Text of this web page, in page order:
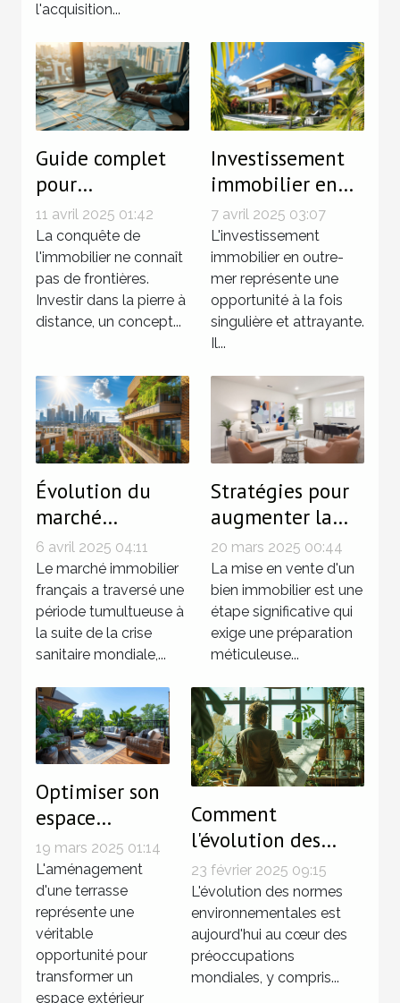
l'acquisition...
Guide complet
pour
l'investissement
immobilier à
distance pour
non-résidents
11 avril 2025 01:42
La conquête de
l'immobilier ne connaît
pas de frontières.
Investir dans la pierre à
distance, un concept...
Investissement
immobilier en
outre-mer
quelles
spécificités et
quels avantages
fiscaux
7 avril 2025 03:07
L'investissement
immobilier en outre-
mer représente une
opportunité à la fois
singulière et attrayante.
Il...
Évolution du
marché
immobilier
français après la
crise sanitaire
perspectives et
conseils
6 avril 2025 04:11
Le marché immobilier
français a traversé une
période tumultueuse à
la suite de la crise
sanitaire mondiale,...
Stratégies pour
augmenter la
valeur d'un bien
avant sa mise en
vente
20 mars 2025 00:44
La mise en vente d'un
bien immobilier est une
étape significative qui
exige une préparation
méticuleuse...
Optimiser son
espace
extérieur :
conseils pour
aménager une
terrasse
19 mars 2025 01:14
L'aménagement
d'une terrasse
représente une
véritable
opportunité pour
transformer un
espace extérieur
Comment
l'évolution des
normes
environnementales
impacte
l'investissement
immobilier
23 février 2025 09:15
L'évolution des normes
environnementales est
aujourd'hui au cœur des
préoccupations
mondiales, y compris...